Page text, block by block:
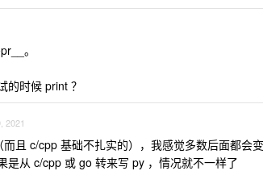
。
的时候 print ？
2021
且 c/cpp 基础不扎实的），我感觉多数后面都会
是从 c/cpp 或 go 转来写 py ，情况就不一样了